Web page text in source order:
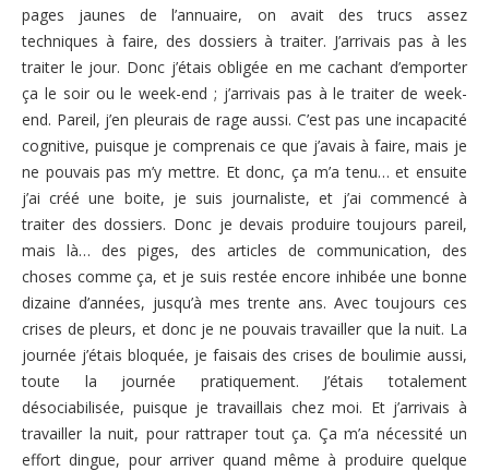
pages jaunes de l’annuaire, on avait des trucs assez
techniques à faire, des dossiers à traiter. J’arrivais pas à les
traiter le jour. Donc j’étais obligée en me cachant d’emporter
ça le soir ou le week-end ; j’arrivais pas à le traiter de week-
end. Pareil, j’en pleurais de rage aussi. C’est pas une incapacité
cognitive, puisque je comprenais ce que j’avais à faire, mais je
ne pouvais pas m’y mettre. Et donc, ça m’a tenu… et ensuite
j’ai créé une boite, je suis journaliste, et j’ai commencé à
traiter des dossiers. Donc je devais produire toujours pareil,
mais là… des piges, des articles de communication, des
choses comme ça, et je suis restée encore inhibée une bonne
dizaine d’années, jusqu’à mes trente ans. Avec toujours ces
crises de pleurs, et donc je ne pouvais travailler que la nuit. La
journée j’étais bloquée, je faisais des crises de boulimie aussi,
toute la journée pratiquement. J’étais totalement
désociabilisée, puisque je travaillais chez moi. Et j’arrivais à
travailler la nuit, pour rattraper tout ça. Ça m’a nécessité un
effort dingue, pour arriver quand même à produire quelque